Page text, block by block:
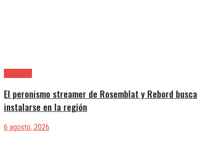
El peronismo streamer de Rosemblat y Rebord busca
instalarse en la región
6 agosto, 2026